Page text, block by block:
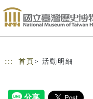
跳到主要內容
網站導覽
::: 首頁 > 活動明細